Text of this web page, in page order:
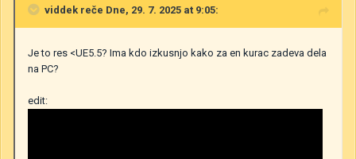
viddek reče Dne, 29. 7. 2025 at 9:05:
Je to res <UE5.5? Ima kdo izkusnjo kako za en kurac zadeva dela
na PC?
edit: